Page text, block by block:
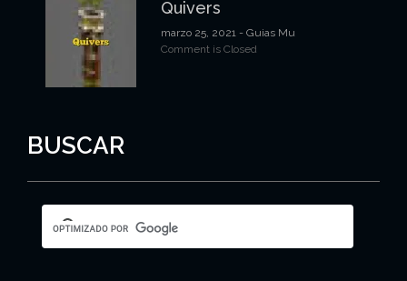
Quivers
marzo 25, 2021 - Guias Mu
Comment is Closed
BUSCAR